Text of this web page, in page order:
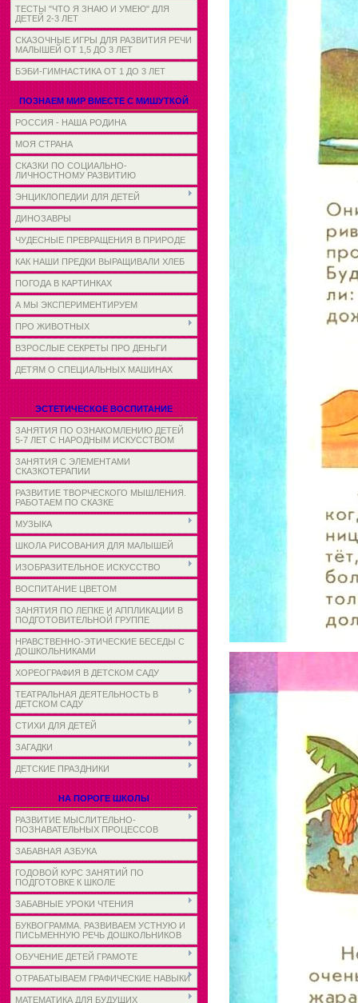
ТЕСТЫ "ЧТО Я ЗНАЮ И УМЕЮ" ДЛЯ
ДЕТЕЙ 2-3 ЛЕТ
СКАЗОЧНЫЕ ИГРЫ ДЛЯ РАЗВИТИЯ РЕЧИ
МАЛЫШЕЙ ОТ 1,5 ДО 3 ЛЕТ
БЭБИ-ГИМНАСТИКА ОТ 1 ДО 3 ЛЕТ
ПОЗНАЕМ МИР ВМЕСТЕ С МИШУТКОЙ
РОССИЯ - НАША РОДИНА
МОЯ СТРАНА
СКАЗКИ ПО СОЦИАЛЬНО-
ЛИЧНОСТНОМУ РАЗВИТИЮ
ЭНЦИКЛОПЕДИИ ДЛЯ ДЕТЕЙ
ДИНОЗАВРЫ
ЧУДЕСНЫЕ ПРЕВРАЩЕНИЯ В ПРИРОДЕ
КАК НАШИ ПРЕДКИ ВЫРАЩИВАЛИ ХЛЕБ
ПОГОДА В КАРТИНКАХ
А МЫ ЭКСПЕРИМЕНТИРУЕМ
ПРО ЖИВОТНЫХ
ВЗРОСЛЫЕ СЕКРЕТЫ ПРО ДЕНЬГИ
ДЕТЯМ О СПЕЦИАЛЬНЫХ МАШИНАХ
ЭСТЕТИЧЕСКОЕ ВОСПИТАНИЕ
ЗАНЯТИЯ ПО ОЗНАКОМЛЕНИЮ ДЕТЕЙ
5-7 ЛЕТ С НАРОДНЫМ ИСКУССТВОМ
ЗАНЯТИЯ С ЭЛЕМЕНТАМИ
СКАЗКОТЕРАПИИ
РАЗВИТИЕ ТВОРЧЕСКОГО МЫШЛЕНИЯ.
РАБОТАЕМ ПО СКАЗКЕ
МУЗЫКА
ШКОЛА РИСОВАНИЯ ДЛЯ МАЛЫШЕЙ
ИЗОБРАЗИТЕЛЬНОЕ ИСКУССТВО
ВОСПИТАНИЕ ЦВЕТОМ
ЗАНЯТИЯ ПО ЛЕПКЕ И АППЛИКАЦИИ В
ПОДГОТОВИТЕЛЬНОЙ ГРУППЕ
НРАВСТВЕННО-ЭТИЧЕСКИЕ БЕСЕДЫ С
ДОШКОЛЬНИКАМИ
ХОРЕОГРАФИЯ В ДЕТСКОМ САДУ
ТЕАТРАЛЬНАЯ ДЕЯТЕЛЬНОСТЬ В
ДЕТСКОМ САДУ
СТИХИ ДЛЯ ДЕТЕЙ
ЗАГАДКИ
ДЕТСКИЕ ПРАЗДНИКИ
НА ПОРОГЕ ШКОЛЫ
РАЗВИТИЕ МЫСЛИТЕЛЬНО-
ПОЗНАВАТЕЛЬНЫХ ПРОЦЕССОВ
ЗАБАВНАЯ АЗБУКА
ГОДОВОЙ КУРС ЗАНЯТИЙ ПО
ПОДГОТОВКЕ К ШКОЛЕ
ЗАБАВНЫЕ УРОКИ ЧТЕНИЯ
БУКВОГРАММА. РАЗВИВАЕМ УСТНУЮ И
ПИСЬМЕННУЮ РЕЧЬ ДОШКОЛЬНИКОВ
ОБУЧЕНИЕ ДЕТЕЙ ГРАМОТЕ
ОТРАБАТЫВАЕМ ГРАФИЧЕСКИЕ НАВЫКИ
МАТЕМАТИКА ДЛЯ БУДУЩИХ